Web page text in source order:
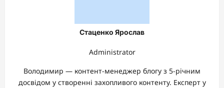
Стаценко Ярослав
Administrator
Володимир — контент-менеджер блогу з 5-річним
досвідом у створенні захопливого контенту. Експерт у